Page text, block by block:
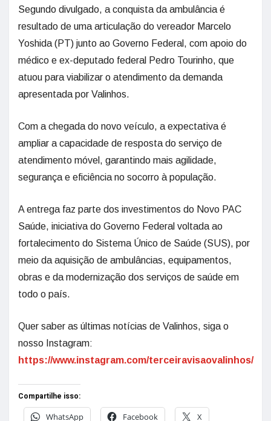
Segundo divulgado, a conquista da ambulância é
resultado de uma articulação do vereador Marcelo
Yoshida (PT) junto ao Governo Federal, com apoio do
médico e ex-deputado federal Pedro Tourinho, que
atuou para viabilizar o atendimento da demanda
apresentada por Valinhos.
Com a chegada do novo veículo, a expectativa é
ampliar a capacidade de resposta do serviço de
atendimento móvel, garantindo mais agilidade,
segurança e eficiência no socorro à população.
A entrega faz parte dos investimentos do Novo PAC
Saúde, iniciativa do Governo Federal voltada ao
fortalecimento do Sistema Único de Saúde (SUS), por
meio da aquisição de ambulâncias, equipamentos,
obras e da modernização dos serviços de saúde em
todo o país.
Quer saber as últimas notícias de Valinhos, siga o
nosso Instagram:
https://www.instagram.com/terceiravisaovalinhos/
Compartilhe isso:
WhatsApp
Facebook X